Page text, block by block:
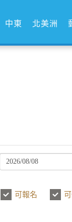
中東 北美洲
可報名